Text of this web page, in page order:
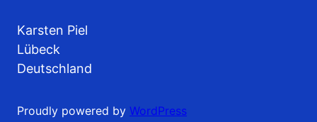
Karsten Piel
Lübeck
Deutschland
Proudly powered by WordPress